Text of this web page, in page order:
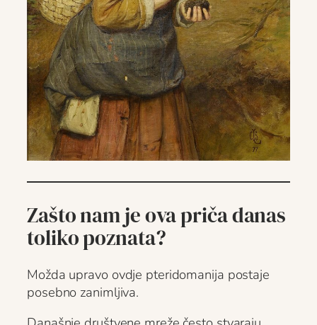
Zašto nam je ova priča danas
toliko poznata?
Možda upravo ovdje pteridomanija postaje
posebno zanimljiva.